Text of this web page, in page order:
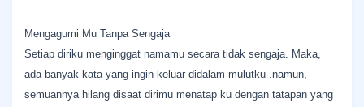
Mengagumi Mu Tanpa Sengaja
Setiap diriku menginggat namamu secara tidak sengaja. Maka,
ada banyak kata yang ingin keluar didalam mulutku .namun,
semuannya hilang disaat dirimu menatap ku dengan tatapan yang